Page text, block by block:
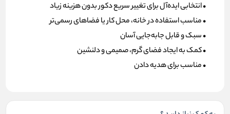
• انتخابی ایده‌آل برای تغییر سریع دکور بدون هزینه زیاد
• مناسب استفاده در خانه، محل کار یا فضاهای رسمی‌تر
• سبک و قابل جابه‌جایی آسان
• کمک به ایجاد فضای گرم، صمیمی و دلنشین
• مناسب برای هدیه دادن